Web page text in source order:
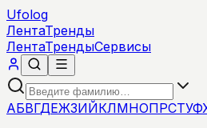
Ufolog
ЛентаТренды
ЛентаТрендыСервисы
АБВГДЕЖЗИЙКЛМНОПРСТУФ